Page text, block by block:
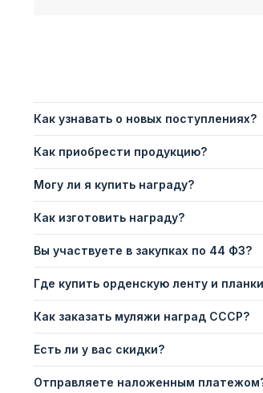
Как узнавать о новых поступлениях?
Как приобрести продукцию?
Могу ли я купить награду?
Как изготовить награду?
Вы участвуете в закупках по 44 ФЗ?
Где купить орденскую ленту и
Как заказать муляжи наград СССР?
Есть ли у вас скидки?
Отправляете наложенным